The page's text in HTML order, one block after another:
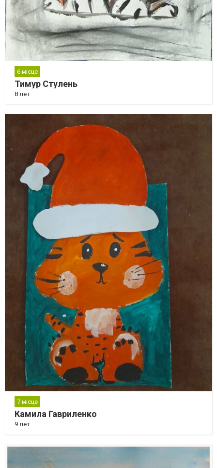
6 місце
Тимур Стулень
8 лет
7 місце
Камила Гавриленко
9 лет